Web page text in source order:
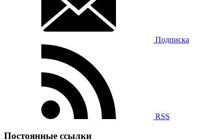
Подписка
RSS
Постоянные ссылки